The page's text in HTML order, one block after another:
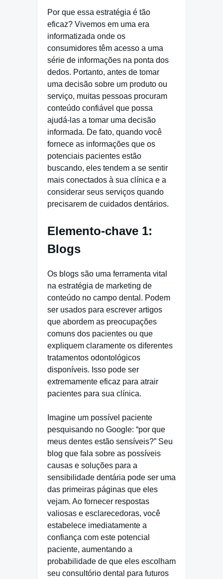
Por que essa estratégia é tão
eficaz? Vivemos em uma era
informatizada onde os
consumidores têm acesso a uma
série de informações na ponta dos
dedos. Portanto, antes de tomar
uma decisão sobre um produto ou
serviço, muitas pessoas procuram
conteúdo confiável que possa
ajudá-las a tomar uma decisão
informada. De fato, quando você
fornece as informações que os
potenciais pacientes estão
buscando, eles tendem a se sentir
mais conectados à sua clínica e a
considerar seus serviços quando
precisarem de cuidados dentários.
Elemento-chave 1:
Blogs
Os blogs são uma ferramenta vital
na estratégia de marketing de
conteúdo no campo dental. Podem
ser usados para escrever artigos
que abordem as preocupações
comuns dos pacientes ou que
expliquem claramente os diferentes
tratamentos odontológicos
disponíveis. Isso pode ser
extremamente eficaz para atrair
pacientes para sua clínica.
Imagine um possível paciente
pesquisando no Google: “por que
meus dentes estão sensíveis?” Seu
blog que fala sobre as possíveis
causas e soluções para a
sensibilidade dentária pode ser uma
das primeiras páginas que eles
vejam. Ao fornecer respostas
valiosas e esclarecedoras, você
estabelece imediatamente a
confiança com este potencial
paciente, aumentando a
probabilidade de que eles escolham
seu consultório dental para futuros